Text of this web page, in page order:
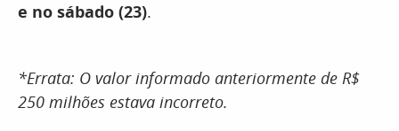
e no sábado (23).
*Errata: O valor informado anteriormente de R$
250 milhões estava incorreto.